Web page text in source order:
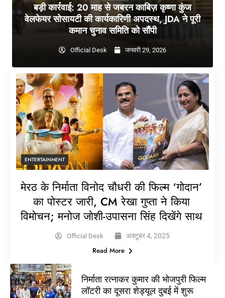
बड़ी कार्रवाई: 20 माह से जबरन काबिज़ कृष्णा कुंज
वेलफेयर सोसायटी की कार्यकारिणी अपदस्थ, JDA ने पूरी
कमान चुनाव समिति को सौंपी
Official Desk जनवरी 29, 2026
ENTERTAINMENT
मेरठ के निर्माता विनोद चौधरी की फिल्म ‘गोदान’
का पोस्टर जारी, CM रेखा गुप्ता ने किया
विमोचन; मनोज जोशी-उपासना सिंह दिखेंगे साथ
Official Desk अक्टूबर 4, 2025
Read More
निर्माता रत्नाकर कुमार की भोजपुरी फिल्म
लॉटरी का दूसरा शेड्यूल दुबई में शुरू